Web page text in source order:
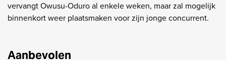
vervangt Owusu-Oduro al enkele weken, maar zal mogelijk
binnenkort weer plaatsmaken voor zijn jonge concurrent.
Aanbevolen